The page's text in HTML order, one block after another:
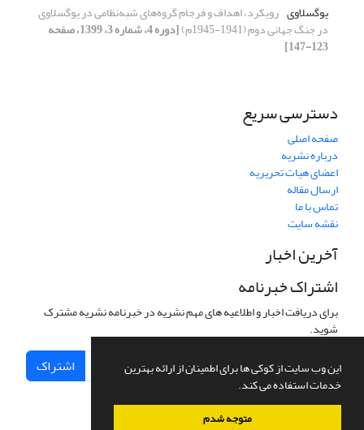
این وب سایت از کوکی ها برای اطمینان از ارائه بهترین
خدمات استفاده می کند.
متوجه شدم
یوگسلاوی رویکرد، اهداف و فرجام گروه‌های شبه‌نظامی در یوگسلاوی
در جنگ جهانی دوم (1941-1945م) [دوره 4، شماره 3، 1399، صفحه
123-147]
دسترسی سریع
صفحه اصلی
درباره نشریه
اعضای هیات تحریریه
ارسال مقاله
تماس با ما
نقشه سایت
آخرین اخبار
اشتراک خبرنامه
برای دریافت اخبار و اطلاعیه های مهم نشریه در خبرنامه نشریه مشترک
شوید.
اشتراک